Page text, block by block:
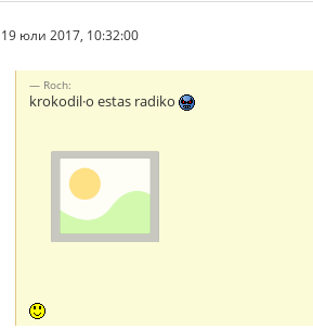
19 юли 2017, 10:32:00
Roch:
krokodil·o estas radiko